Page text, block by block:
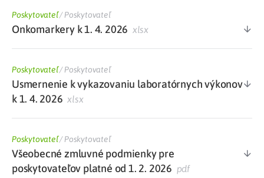
Poskytovateľ/Poskytovateľ
Onkomarkery k 1. 4. 2026 xlsx
Poskytovateľ/Poskytovateľ
Usmernenie k vykazovaniu laboratórnych výkonov
k 1. 4. 2026 xlsx
Poskytovateľ/Poskytovateľ
Všeobecné zmluvné podmienky pre
poskytovateľov platné od 1. 2. 2026 pdf